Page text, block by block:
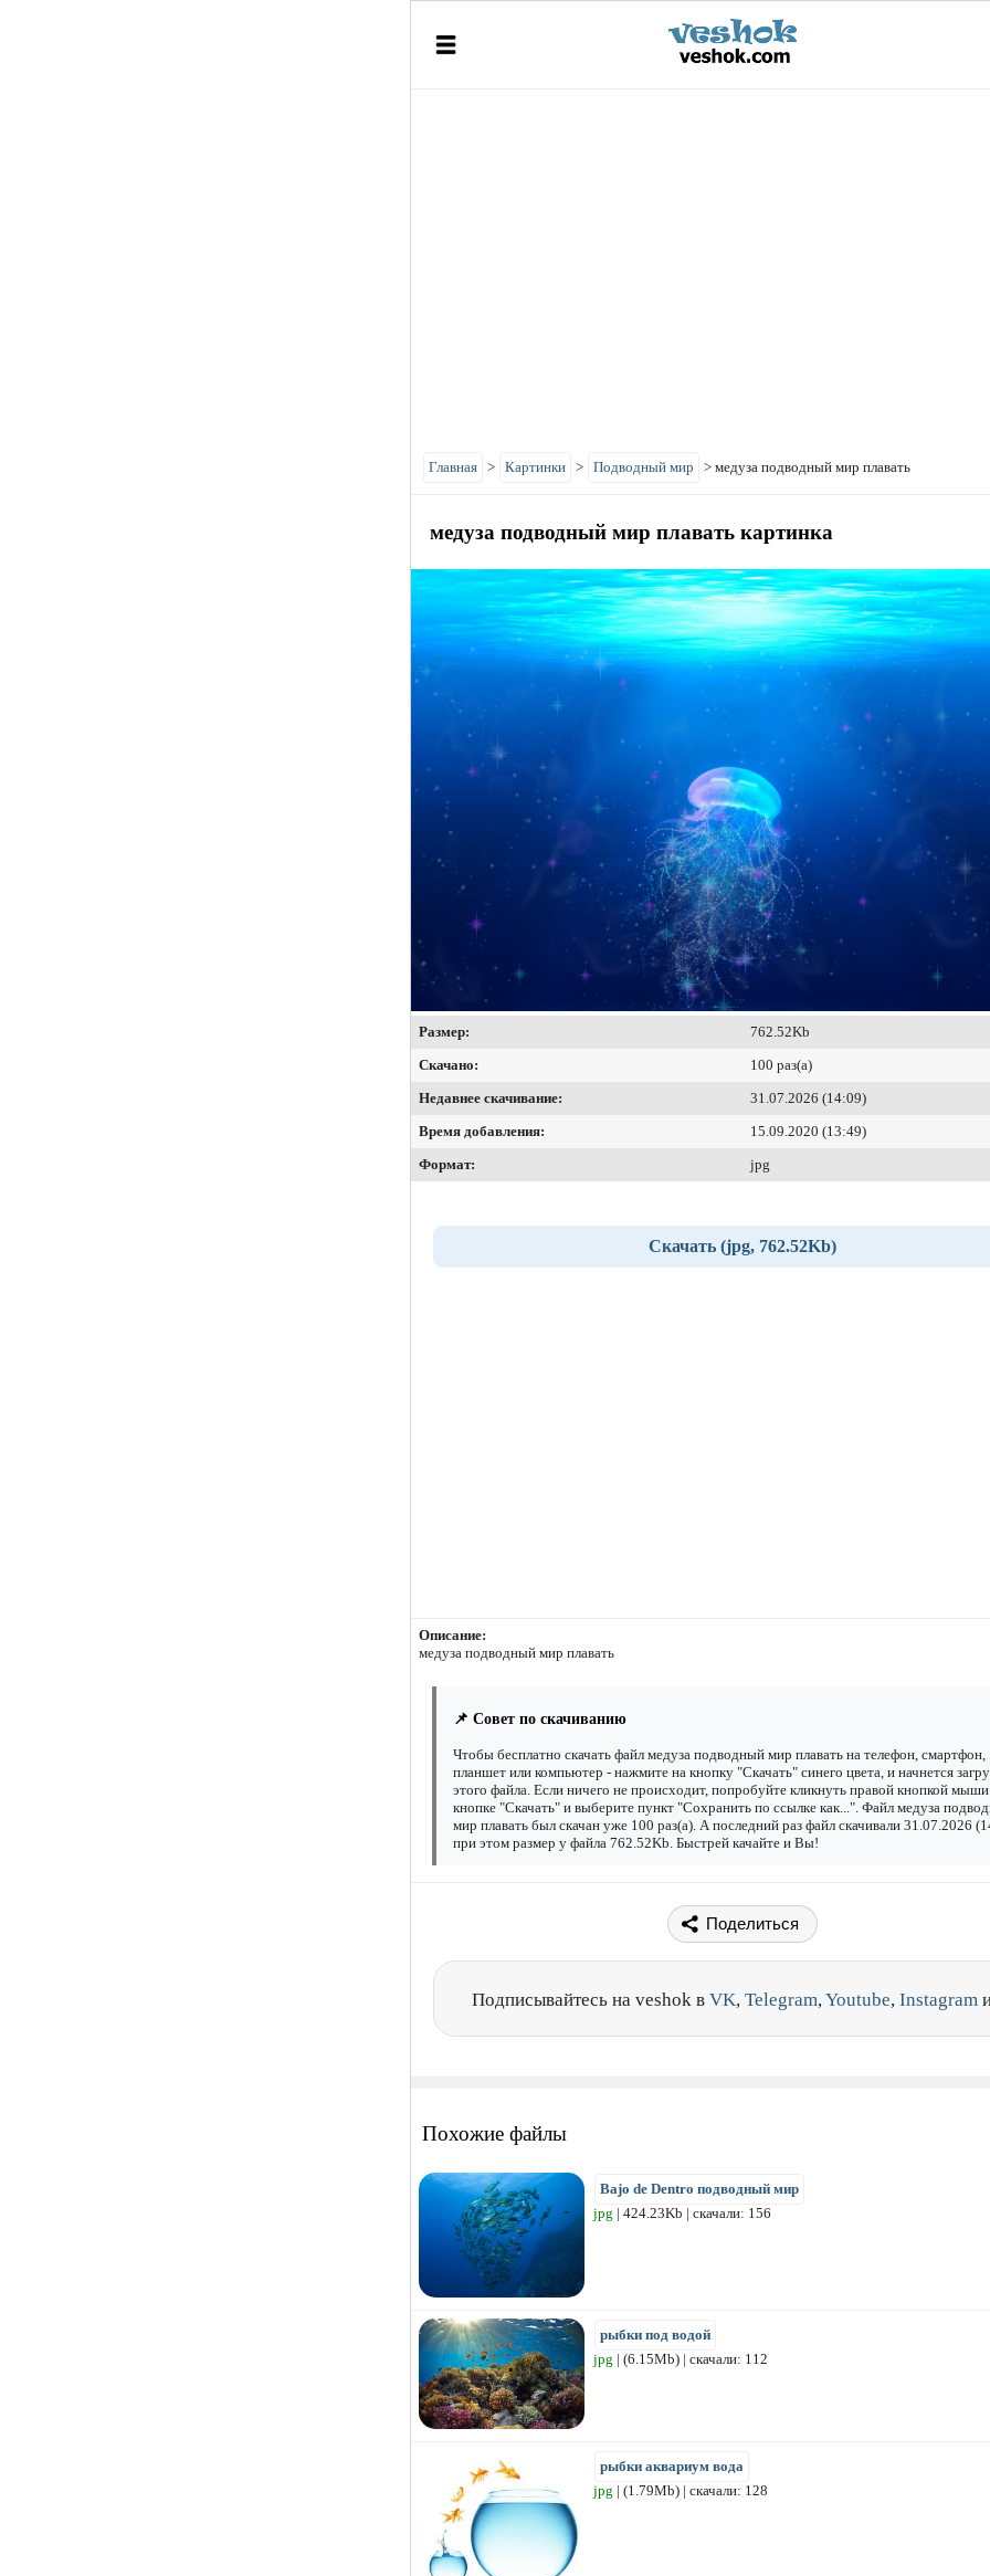
Главная > Картинки > Подводный мир > медуза подводный мир плавать
медуза подводный мир плавать картинка
Размер:
762.52Kb
Скачано:
100 раз(а)
Недавнее скачивание:
31.07.2026 (14:09)
Время добавления:
15.09.2020 (13:49)
Формат:
jpg
Скачать (jpg, 762.52Kb)
Описание:
медуза подводный мир плавать
📌 Совет по скачиванию
Чтобы бесплатно скачать файл медуза подводный мир плавать на телефон, смартфон,
планшет или компьютер - нажмите на кнопку "Скачать" синего цвета, и начнется
этого файла. Если ничего не происходит, попробуйте кликнуть правой кнопкой
кнопке "Скачать" и выберите пункт "Сохранить по ссылке как...". Файл медуза
мир плавать был скачан уже 100 раз(а). А последний раз файл скачивали 31.07.2026
при этом размер у файла 762.52Kb. Быстрей качайте и Вы!
Поделиться
Подписывайтесь на veshok в VK, Telegram,Youtube, Instagram
Похожие файлы
Bajo de Dentro подводный мир
jpg | 424.23Kb | скачали: 156
рыбки под водой
jpg | (6.15Mb) | скачали: 112
рыбки аквариум вода
jpg | (1.79Mb) | скачали: 128